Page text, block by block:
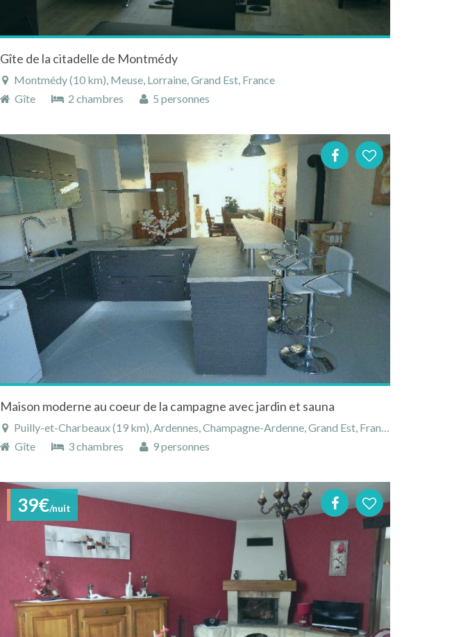
Gîte de la citadelle de Montmédy
Montmédy (10 km), Meuse, Lorraine, Grand Est, France
Gîte
2 chambres 5 personnes
Maison moderne au coeur de la campagne avec jardin et sauna
Puilly-et-Charbeaux (19 km), Ardennes, Champagne-Ardenne, Grand Est, France
Gîte
3 chambres 9 personnes
39€/nuit